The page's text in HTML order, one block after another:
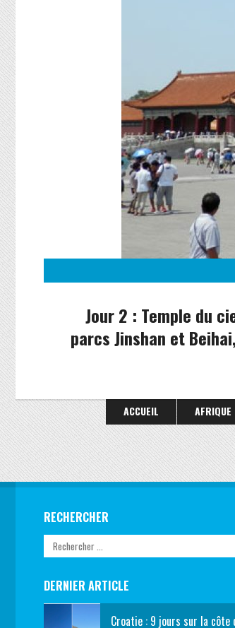
Jour 2 : Temple du
parcs Jinshan et
ACCUEIL AFRIQUE
RECHERCHER
DERNIER ARTICLE
Croatie : 9 jours sur la côte